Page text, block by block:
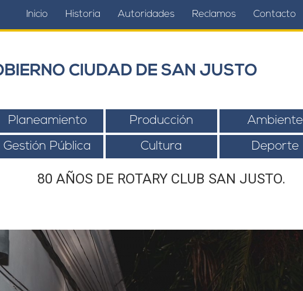
Inicio Historia Autoridades Reclamos Contacto
CIUDAD DE SAN JUSTO
Planeamiento Producción Ambiente
Gestión Pública Cultura Deporte
80 AÑOS DE ROTARY CLUB SAN JUSTO.